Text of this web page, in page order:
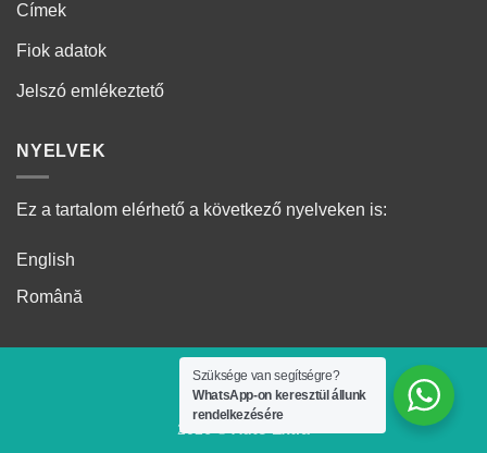
Címek
Fiok adatok
Jelszó emlékeztető
NYELVEK
Ez a tartalom elérhető a következő nyelveken is:
English
Română
2026 ©
Szüksége van segítségre?
WhatsApp-on keresztül állunk
rendelkezésére